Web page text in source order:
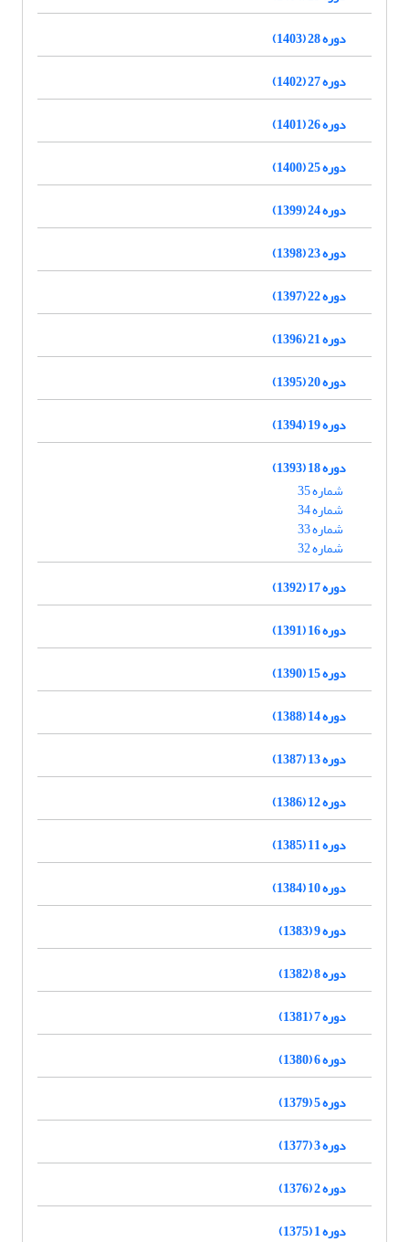
دوره 28 (1403)
دوره 27 (1402)
دوره 26 (1401)
دوره 25 (1400)
دوره 24 (1399)
دوره 23 (1398)
دوره 22 (1397)
دوره 21 (1396)
دوره 20 (1395)
دوره 19 (1394)
دوره 18 (1393)
شماره 35
شماره 34
شماره 33
شماره 32
دوره 17 (1392)
دوره 16 (1391)
دوره 15 (1390)
دوره 14 (1388)
دوره 13 (1387)
دوره 12 (1386)
دوره 11 (1385)
دوره 10 (1384)
دوره 9 (1383)
دوره 8 (1382)
دوره 7 (1381)
دوره 6 (1380)
دوره 5 (1379)
دوره 3 (1377)
دوره 2 (1376)
دوره 1 (1375)